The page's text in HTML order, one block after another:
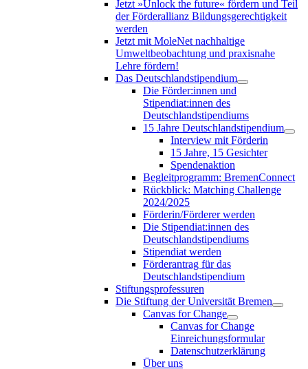
Jetzt »Unlock the future« fördern und Teil
der Förderallianz Bildungsgerechtigkeit
werden
Jetzt mit MoleNet nachhaltige
Umweltbeobachtung und praxisnahe
Lehre fördern!
Das Deutschlandstipendium
Die Förder:innen und
Stipendiat:innen des
Deutschlandstipendiums
15 Jahre Deutschlandstipendium
Interview mit Förderin
15 Jahre, 15 Gesichter
Spendenaktion
Begleitprogramm: BremenConnect
Rückblick: Matching Challenge
2024/2025
Förderin/Förderer werden
Die Stipendiat:innen des
Deutschlandstipendiums
Stipendiat werden
Förderantrag für das
Deutschlandstipendium
Stiftungsprofessuren
Die Stiftung der Universität Bremen
Canvas for Change
Canvas for Change
Einreichungsformular
Datenschutzerklärung
Über uns